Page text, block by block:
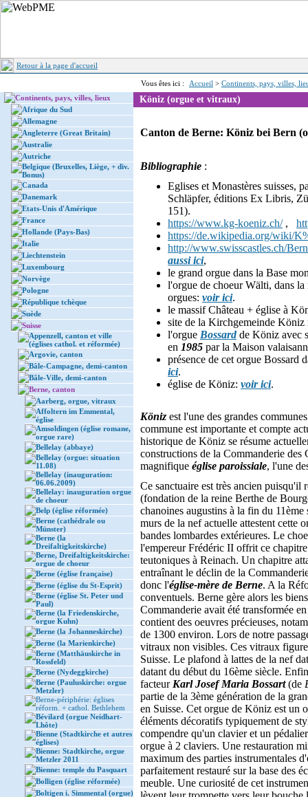
Retour à la page d'accueil
Vous êtes ici : Accueil > Continents, pays, villes,
Continents, pays, villes, lieux
Afrique du Sud
Allemagne
Angleterre (Great Britain)
Australie
Autriche
Belgique (Bruxelles, Liège, + div.
Bonus)
Canada
Danemark
Etats-Unis d'Amérique
France
Hollande (Pays-Bas)
Italie
Liechtenstein
Luxembourg
Norvège
Pologne
République tchèque
Suède
Suisse
Appenzell, canton et ville
(églises cathol. et réformée)
Argovie, canton
Bâle-Campagne, demi-canton
Bâle-Ville, demi-canton
Berne, canton
Aarberg, orgue, vitraux
Affoltern im Emmental,
église
Amsoldingen (église romane,
orgue rare)
Bellelay (abbaye)
Bellelay (orgue: situation
11.08)
Bellelay (inauguration:
06.06.2009)
Bellelay: inauguration orgue
de choeur
Belp (église réformée)
Berne (cathédrale ou
Münster)
Berne (la
Dreifaltigkeitskirche)
Berne, Dreifaltigkeitskirche:
orgue de choeur
Berne (église française)
Berne (église du St-Esprit)
Berne (église St. Peter und
Paul)
Berne (la Friedenskirche,
orgue Kuhn)
Berne (la Johanneskirche)
Berne (la Marienkirche)
Berne (Matthäuskirche in
Rossfeld)
Berne (Nydeggkirche)
Berne (Pauluskirche: orgue
Metzler)
Berne-périphérie: églises
réform. + cathol. Bethlehem
Bévilard (orgue Neidhart-
Lhôte)
Bienne (Stadtkirche et autres
églises)
Bienne: Stadtkirche, orgue
Metzler 2011
Bienne: temple du Pasquart
Bolligen (église réformée)
Boltigen i. Simmental (orgue)
Köniz (orgue et vitraux)
Canton de Berne: Köniz bei Bern
Bibliographie :
Eglises et Monastères suisses,
Schläpfer, éditions Ex Libris,
151).
https://www.kg-koeniz.ch/,
https://de.wikipedia.org/wiki/
http://www.swisscastles.ch/
aussi ici,
le grand orgue dans la Base
l'orgue de choeur Wälti, dans
orgues: voir ici.
le massif Château + église à
site de la Kirchgemeinde Köniz
l'orgue Bossardde Köniz avec
en 1985 par la Maison
présence de cet orgue Bossard
ici.
église de Köniz: voir ici.
Köniz est l'une des grandes
commune est importante et compte
historique de Köniz se résume
constructions de la Commanderie des
magnifique église paroissiale, l'une
Ce sanctuaire est très ancien puisqu'il
(fondation de la reine Berthe de
chanoines augustins à la fin du
murs de la nef actuelle attestent cette
bandes lombardes extérieures. Le
l'empereur Frédéric II offrit ce
teutoniques à Reinach. Un chapitre
entraînant le déclin de la
donc l'église-mère de Berne. A la
conventuels. Berne gère alors les
Commanderie avait été transformée
contient des oeuvres précieuses,
de 1300 environ. Lors de notre
vitraux non visibles. Ces vitraux
Suisse. Le plafond à lattes de la nef
datant du début du 16ème siècle.
facteur Karl Josef Maria Bossart(de
partie de la 3ème génération de la
en Suisse. Cet orgue de Köniz est un
éléments décoratifs typiquement de
compendre qu'un clavier et un
orgue à 2 claviers. Une restauration
maximum des parties instrumentales
parfaitement restauré sur la base des
meuble. Une curiosité de cet